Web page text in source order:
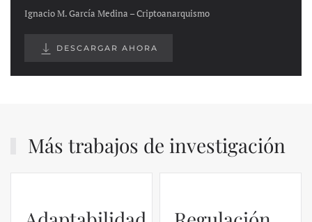
Ignacio M. García Medina – Criptoanarquismo
DESCARGAR AHORA
Más trabajos de investigación